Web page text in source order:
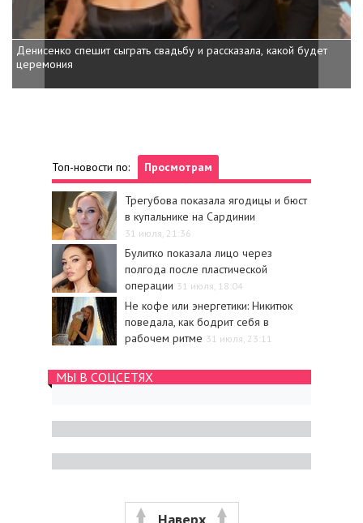
Денисенко спешит сыграть свадьбу и рассказала, какой будет
церемония
Топ-новости по: Просмотрам
Трегубова показала ягодицы и бюст
в купальнике на Сардинии
31 июля, 21:36
Булитко показала лицо через
полгода после пластической
операции 31 июля, 18:04
Не кофе или энергетики: Никитюк
поведала, как бодрит себя в
рабочем ритме 31 июля, 23:11
МЫ В СОЦСЕТЯХ
Наверх